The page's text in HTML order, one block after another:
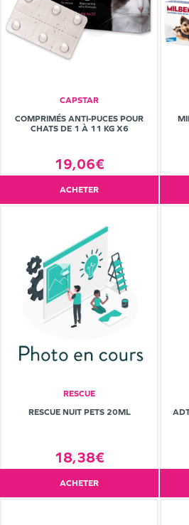
CAPSTAR
COMPRIMÉS ANTI-PUCES POUR
CHATS DE 1 À 11 KG X6
19,06€
ACHETER
RESCUE
RESCUE NUIT PETS 20ML
18,38€
ACHETER